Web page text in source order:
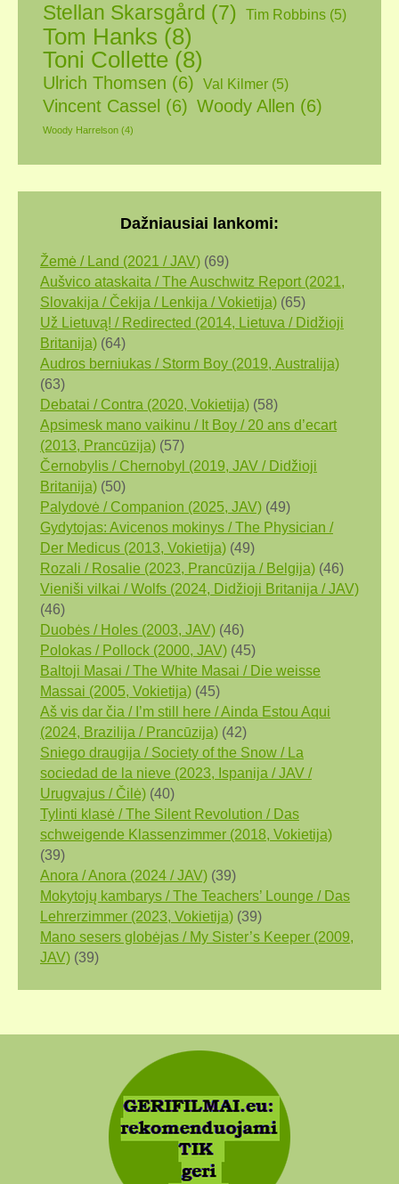
Stellan Skarsgård (7) Tim Robbins (5)
Tom Hanks (8)
Toni Collette (8)
Ulrich Thomsen (6) Val Kilmer (5)
Vincent Cassel (6) Woody Allen (6)
Woody Harrelson (4)
Dažniausiai lankomi:
Žemė / Land (2021 / JAV) (69)
Aušvico ataskaita / The Auschwitz Report (2021,
Slovakija / Čekija / Lenkija / Vokietija) (65)
Už Lietuvą! / Redirected (2014, Lietuva / Didžioji
Britanija) (64)
Audros berniukas / Storm Boy (2019, Аustralija)
(63)
Debatai / Contra (2020, Vokietija) (58)
Apsimesk mano vaikinu / It Boy / 20 ans d’ecart
(2013, Prancūzija) (57)
Černobylis / Chernobyl (2019, JAV / Didžioji
Britanija) (50)
Palydovė / Companion (2025, JAV) (49)
Gydytojas: Avicenos mokinys / The Physician /
Der Medicus (2013, Vokietija) (49)
Rozali / Rosalie (2023, Prancūzija / Belgija) (46)
Vieniši vilkai / Wolfs (2024, Didžioji Britanija / JAV)
(46)
Duobės / Holes (2003, JAV) (46)
Polokas / Pollock (2000, JAV) (45)
Baltoji Masai / The White Masai / Die weisse
Massai (2005, Vokietija) (45)
Aš vis dar čia / I’m still here / Ainda Estou Aqui
(2024, Brazilija / Prancūzija) (42)
Sniego draugija / Society of the Snow / La
sociedad de la nieve (2023, Ispanija / JAV /
Urugvajus / Čilė) (40)
Tylinti klasė / The Silent Revolution / Das
schweigende Klassenzimmer (2018, Vokietija)
(39)
Anora / Anora (2024 / JAV) (39)
Mokytojų kambarys / The Teachers’ Lounge / Das
Lehrerzimmer (2023, Vokietija) (39)
Mano sesers globėjas / My Sister’s Keeper (2009,
JAV) (39)